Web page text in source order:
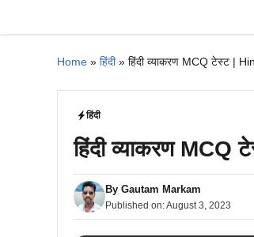
Home » हिंदी» हिंदी व्याकरण MCQ टेस्ट |
हिंदी
हिंदी व्याकरण
By Gautam Markam
Published on:August 3, 2023